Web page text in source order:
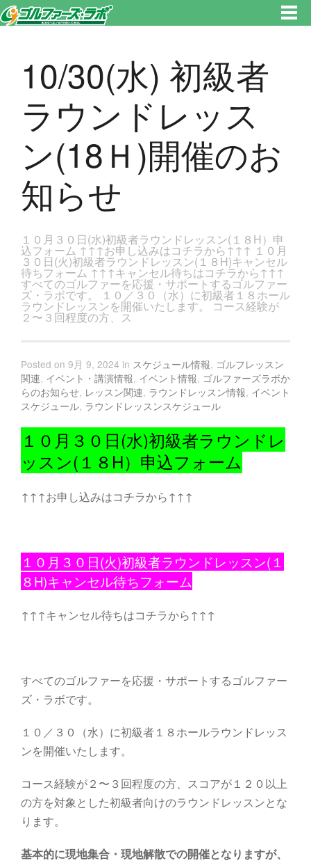
ジです。新宿区、若松河田で気軽にゴルフレッスン！
10/30(水) 初級者
ラウンドレッス
ン(18Ｈ)開催のお
知らせ
１０月３０日(水)初級者ラウンドレッスン(１８H）申
込フォーム ↑↑↑お申し込みはコチラから↑↑↑ １０月
３０日(火)初級者ラウンドレッスン(１８H)キャンセル
待ちフォーム ↑↑↑キャンセル待ちはコチラから↑↑↑
すべてのゴルファーを応援・サポートするゴルファー
ズ・ラボです。 １０／３０（水）に初級者１８ホール
ラウンドレッスンを開催いたします。 コース経験が
２〜３回程度の方、ス
Posted on 9月 9, 2024 in スケジュール情報, ゴルフレッスン
関連, イベント・講演情報, イベント情報, ゴルファーズラボか
らのお知らせ, レッスン関連, ラウンドレッスン情報, イベント
スケジュール, ラウンドレッスンスケジュール
１０月３０日(水)初級者ラウンドレ
ッスン(１８H）申込フォーム
↑↑↑お申し込みはコチラから↑↑↑
１０月３０日(火)初級者ラウンドレッスン(１
８H)キャンセル待ちフォーム
↑↑↑キャンセル待ちはコチラから↑↑↑
すべてのゴルファーを応援・サポートするゴルファー
ズ・ラボです。
１０／３０（水）に初級者１８ホールラウンドレッス
ンを開催いたします。
コース経験が２〜３回程度の方、スコアが１２０以上
の方を対象とした初級者向けのラウンドレッスンとな
ります。
基本的に現地集合・現地解散での開催となりますが、